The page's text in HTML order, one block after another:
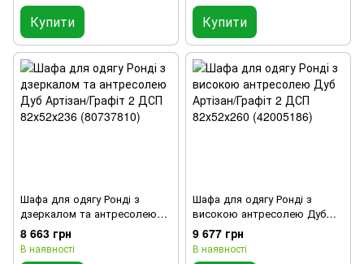
Купити Купити
Шафа для одягу Ронді з
дзеркалом та антресолею
Дуб Артізан/Графіт 2 ДСП
82х52х236 (80737810)
8 663 грн
В наявності
Шафа для одягу Ронді з
високою антресолею Дуб
Артізан/Графіт 2 ДСП
82х52х260 (42005186)
9 677 грн
В наявності